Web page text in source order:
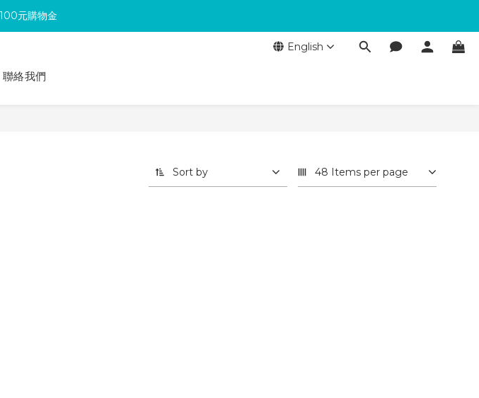
購物金
元購物金
購物金
English
聯絡我們
Sort by 48 Items per page